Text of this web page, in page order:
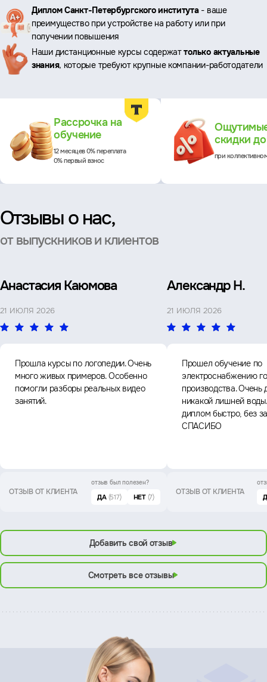
Ключевые
преимущества
Диплом Санкт-Петербургского института- ваше
преимущество при устройстве на работу или при
получении повышения
Наши дистанционные курсы содержаттолько актуальные
знания, которые требуют крупные компании-работодатели
Рассрочка на
обучение
12 месяцев 0% переплата
0% первый взнос
скидки
при
Отзывы о нас,
от выпускников и клиентов
Анастасия Каюмова
21 ИЮЛЯ 2026
Прошла курсы по логопедии. Очень
много живых примеров. Особенно
помогли разборы реальных видео
занятий.
ОТЗЫВ ОТ КЛИЕНТА
отзыв был полезен?
ДА (517) НЕТ (7)
Александр Н.
21 ИЮЛЯ 2026
Прошел обучение по
электроснабжению
производства. Очень
никакой лишней
диплом быстро, без
СПАСИБО
ОТЗЫВ ОТ КЛИЕНТА
Добавить свой отзыв
Смотреть все отзывы